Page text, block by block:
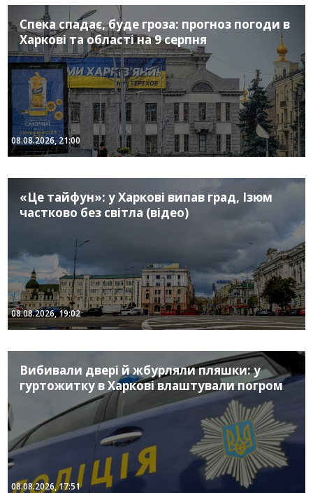
Спека спадає, буде гроза: прогноз погоди в
Харкові та області на 9 серпня
08.08.2026, 21:00
«Це тайфун»: у Харкові випав град, Ізюм
частково без світла (відео)
08.08.2026, 19:02
Вибивали двері й жбурляли пляшки: у
гуртожитку в Харкові влаштували погром
08.08.2026, 17:51